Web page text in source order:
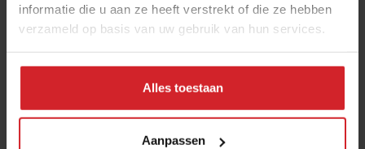
informatie die u aan ze heeft verstrekt of die ze hebben
verzameld op basis van uw gebruik van hun services.
Alles toestaan
Aanpassen
Joris Bijdendijk en Samuel Levie
Café de Lepel
Nederlandse kweekzalmboer wil €1,5